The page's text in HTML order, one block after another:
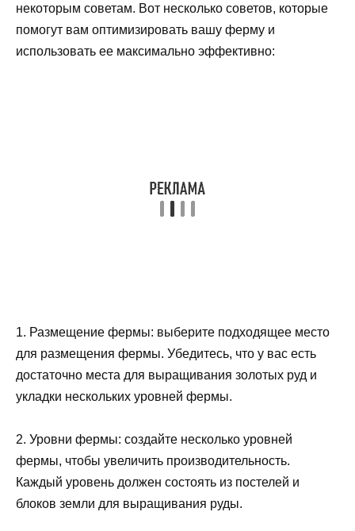
некоторым советам. Вот несколько советов, которые
помогут вам оптимизировать вашу ферму и
использовать ее максимально эффективно:
1. Размещение фермы: выберите подходящее место
для размещения фермы. Убедитесь, что у вас есть
достаточно места для выращивания золотых руд и
укладки нескольких уровней фермы.
2. Уровни фермы: создайте несколько уровней
фермы, чтобы увеличить производительность.
Каждый уровень должен состоять из постелей и
блоков земли для выращивания руды.